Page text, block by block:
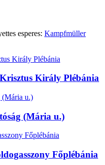
esperes: Kampfmüller
Király Plébánia
(Mária u.)
Főplébánia